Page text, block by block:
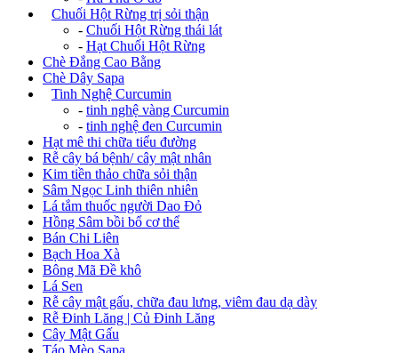
Chuối Hột Rừng trị sỏi thận
- Chuối Hột Rừng thái lát
- Hạt Chuối Hột Rừng
Chè Đắng Cao Bằng
Chè Dây Sapa
Tinh Nghệ Curcumin
- tinh nghệ vàng Curcumin
- tinh nghệ đen Curcumin
Hạt mê thi chữa tiểu đường
Rễ cây bá bệnh/ cây mật nhân
Kim tiền thảo chữa sỏi thận
Sâm Ngọc Linh thiên nhiên
Lá tắm thuốc người Dao Đỏ
Hồng Sâm bồi bổ cơ thể
Bán Chi Liên
Bạch Hoa Xà
Bông Mã Đề khô
Lá Sen
Rễ cây mật gấu, chữa đau lưng, viêm đau dạ dày
Rễ Đinh Lăng | Củ Đinh Lăng
Cây Mật Gấu
Táo Mèo Sapa